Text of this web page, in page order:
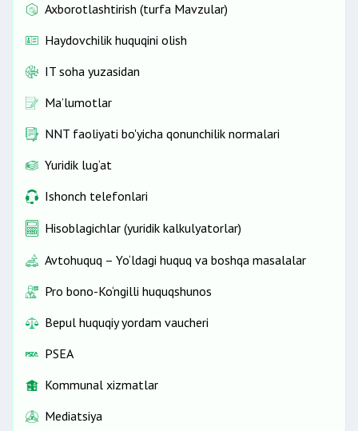
Axborotlashtirish (turfa Mavzular)
Haydovchilik huquqini olish
IT soha yuzasidan
Ma’lumotlar
NNT faoliyati bo'yicha qonunchilik normalari
Yuridik lug‘at
Ishonch telefonlari
Hisoblagichlar (yuridik kalkulyatorlar)
Avtohuquq – Yo‘ldagi huquq va boshqa masalalar
Pro bono-Ko‘ngilli huquqshunos
Bepul huquqiy yordam vaucheri
PSEA
Kommunal xizmatlar
Mediatsiya